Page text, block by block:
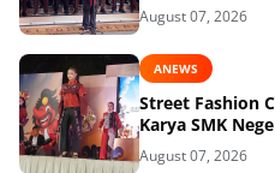
August 07, 2026
ANEWS
Street Fashion
Karya SMK
August 07, 2026